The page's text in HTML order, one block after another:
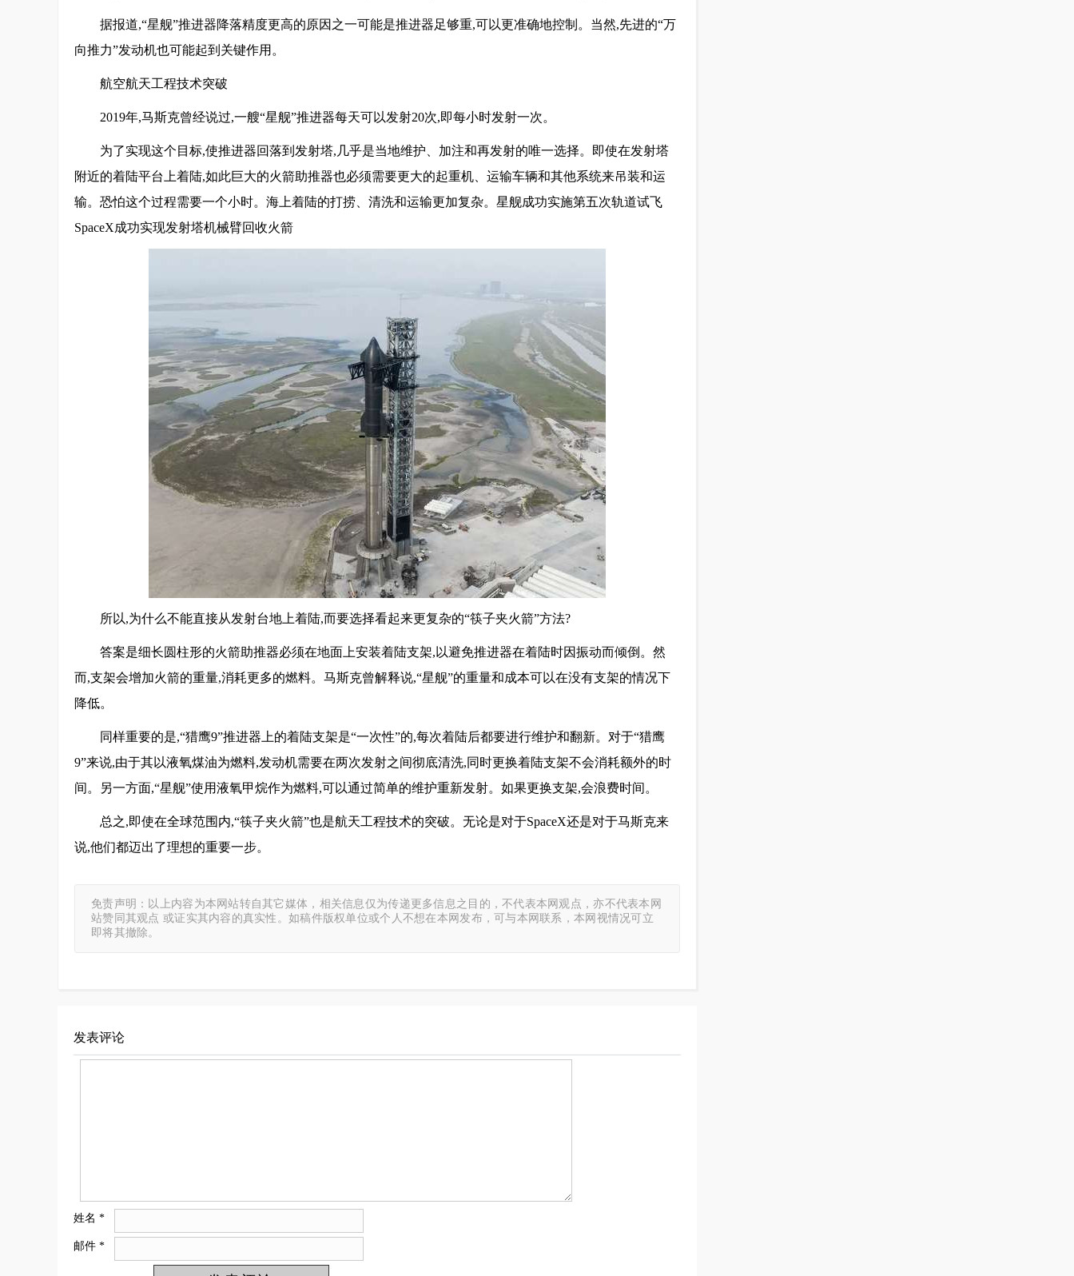
据报道,“星舰”推进器降落精度更高的原因之一可能是推进器足够重,可以更准确地控制。当然,先进的“万
向推力”发动机也可能起到关键作用。
航空航天工程技术突破
2019年,马斯克曾经说过,一艘“星舰”推进器每天可以发射20次,即每小时发射一次。
为了实现这个目标,使推进器回落到发射塔,几乎是当地维护、加注和再发射的唯一选择。即使在发射塔
附近的着陆平台上着陆,如此巨大的火箭助推器也必须需要更大的起重机、运输车辆和其他系统来吊装和运
输。恐怕这个过程需要一个小时。海上着陆的打捞、清洗和运输更加复杂。星舰成功实施第五次轨道试飞
SpaceX成功实现发射塔机械臂回收火箭
所以,为什么不能直接从发射台地上着陆,而要选择看起来更复杂的“筷子夹火箭”方法?
答案是细长圆柱形的火箭助推器必须在地面上安装着陆支架,以避免推进器在着陆时因振动而倾倒。然
而,支架会增加火箭的重量,消耗更多的燃料。马斯克曾解释说,“星舰”的重量和成本可以在没有支架的情况下
降低。
同样重要的是,“猎鹰9”推进器上的着陆支架是“一次性”的,每次着陆后都要进行维护和翻新。对于“猎鹰
9”来说,由于其以液氧煤油为燃料,发动机需要在两次发射之间彻底清洗,同时更换着陆支架不会消耗额外的时
间。另一方面,“星舰”使用液氧甲烷作为燃料,可以通过简单的维护重新发射。如果更换支架,会浪费时间。
总之,即使在全球范围内,“筷子夹火箭”也是航天工程技术的突破。无论是对于SpaceX还是对于马斯克来
说,他们都迈出了理想的重要一步。
免责声明：以上内容为本网站转自其它媒体，相关信息仅为传递更多信息之目的，不代表本网观点，亦不代表本网
站赞同其观点 或证实其内容的真实性。如稿件版权单位或个人不想在本网发布，可与本网联系，本网视情况可立
即将其撤除。
发表评论
姓名 *
邮件 *